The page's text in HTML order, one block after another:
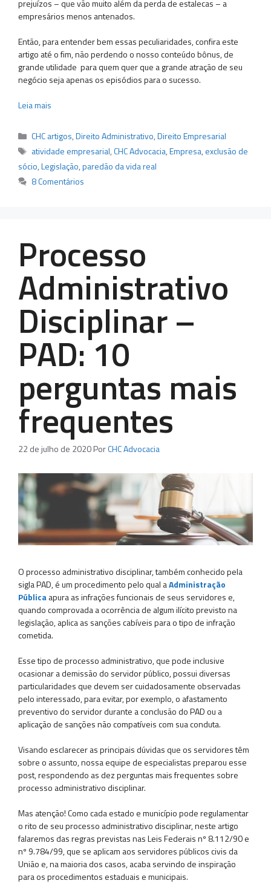
prejuízos – que vão muito além da perda de estalecas – a
empresários menos antenados.
Então, para entender bem essas peculiaridades, confira este
artigo até o fim, não perdendo o nosso conteúdo bônus, de
grande utilidade para quem quer que a grande atração de seu
negócio seja apenas os episódios para o sucesso.
Leia mais
Categorias
CHC artigos,Direito Administrativo,Direito Empresarial
Tags
atividade empresarial,CHC Advocacia,Empresa, exclusão de
sócio,Legislação,paredão da vida real
8 Comentários
Processo
Administrativo
Disciplinar –
PAD: 10
perguntas mais
frequentes
22 de julho de 2020PorCHC Advocacia
O processo administrativo disciplinar, também conhecido pela
sigla PAD, é um procedimento pelo qual aAdministração
Públicaapura as infrações funcionais de seus servidores e,
quando comprovada a ocorrência de algum ilícito previsto na
legislação, aplica as sanções cabíveis para o tipo de infração
cometida.
Esse tipo de processo administrativo, que pode inclusive
ocasionar a demissão do servidor público, possui diversas
particularidades que devem ser cuidadosamente observadas
pelo interessado, para evitar, por exemplo, o afastamento
preventivo do servidor durante a conclusão do PAD ou a
aplicação de sanções não compatíveis com sua conduta.
Visando esclarecer as principais dúvidas que os servidores têm
sobre o assunto, nossa equipe de especialistas preparou esse
post, respondendo as dez perguntas mais frequentes sobre
processo administrativo disciplinar.
Mas atenção! Como cada estado e município pode regulamentar
o rito de seu processo administrativo disciplinar, neste artigo
falaremos das regras previstas nas Leis Federais nº 8.112/90 e
nº 9.784/99, que se aplicam aos servidores públicos civis da
União e, na maioria dos casos, acaba servindo de inspiração
para os procedimentos estaduais e municipais.